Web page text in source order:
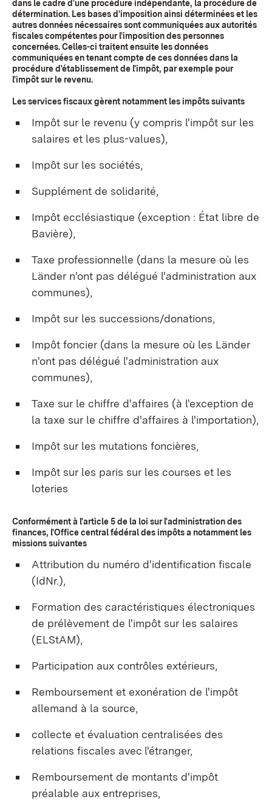
dans le cadre d'une procédure indépendante, la procédure de
détermination. Les bases d'imposition ainsi déterminées et les
autres données nécessaires sont communiquées aux autorités
fiscales compétentes pour l'imposition des personnes
concernées. Celles-ci traitent ensuite les données
communiquées en tenant compte de ces données dans la
procédure d'établissement de l'impôt, par exemple pour
l'impôt sur le revenu.
Les services fiscaux gèrent notamment les impôts suivants
Impôt sur le revenu (y compris l'impôt sur les
salaires et les plus-values),
Impôt sur les sociétés,
Supplément de solidarité,
Impôt ecclésiastique (exception : État libre de
Bavière),
Taxe professionnelle (dans la mesure où les
Länder n'ont pas délégué l'administration aux
communes),
Impôt sur les successions/donations,
Impôt foncier (dans la mesure où les Länder
n'ont pas délégué l'administration aux
communes),
Taxe sur le chiffre d'affaires (à l'exception de
la taxe sur le chiffre d'affaires à l'importation),
Impôt sur les mutations foncières,
Impôt sur les paris sur les courses et les
loteries
Conformément à l'article 5 de la loi sur l'administration des
finances, l'Office central fédéral des impôts a notamment les
missions suivantes
Attribution du numéro d'identification fiscale
(IdNr.),
Formation des caractéristiques électroniques
de prélèvement de l'impôt sur les salaires
(ELStAM),
Participation aux contrôles extérieurs,
Remboursement et exonération de l'impôt
allemand à la source,
collecte et évaluation centralisées des
relations fiscales avec l'étranger,
Remboursement de montants d'impôt
préalable aux entreprises,